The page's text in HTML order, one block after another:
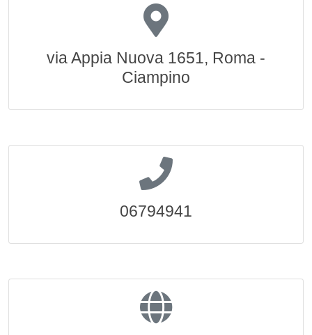
via Appia Nuova 1651, Roma -
Ciampino
06794941